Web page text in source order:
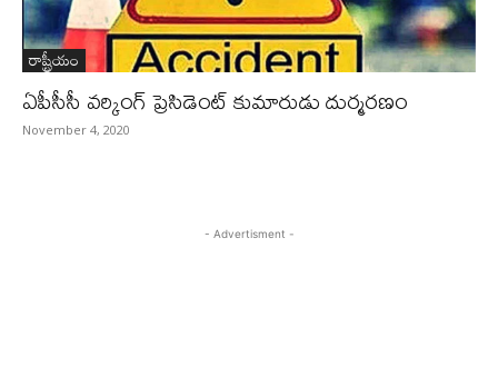
రాష్ట్రీయం
ఏపీసీసీ వర్కింగ్ ప్రెసిడెంట్ కుమారుడు దుర్మరణం
November 4, 2020
- Advertisment -